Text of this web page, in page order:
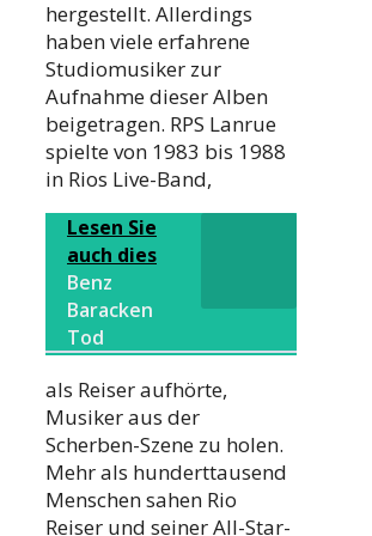
hergestellt. Allerdings
haben viele erfahrene
Studiomusiker zur
Aufnahme dieser Alben
beigetragen. RPS Lanrue
spielte von 1983 bis 1988
in Rios Live-Band,
Lesen Sie
auch dies
Benz
Baracken
Tod
als Reiser aufhörte,
Musiker aus der
Scherben-Szene zu holen.
Mehr als hunderttausend
Menschen sahen Rio
Reiser und seiner All-Star-